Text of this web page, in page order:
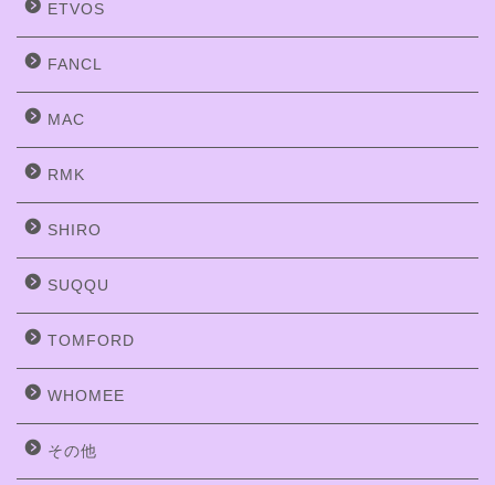
ETVOS
FANCL
MAC
RMK
SHIRO
SUQQU
TOMFORD
WHOMEE
その他